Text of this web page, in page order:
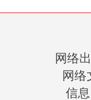
网络
网
信